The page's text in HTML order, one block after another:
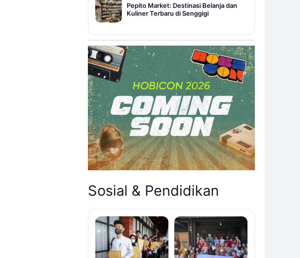
Pepito Market: Destinasi Belanja dan
Kuliner Terbaru di Senggigi
Sosial & Pendidikan